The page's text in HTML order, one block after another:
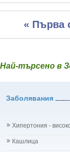
« Първа
Най-търсено в
Заболявания
Хипертония -
Кашлица